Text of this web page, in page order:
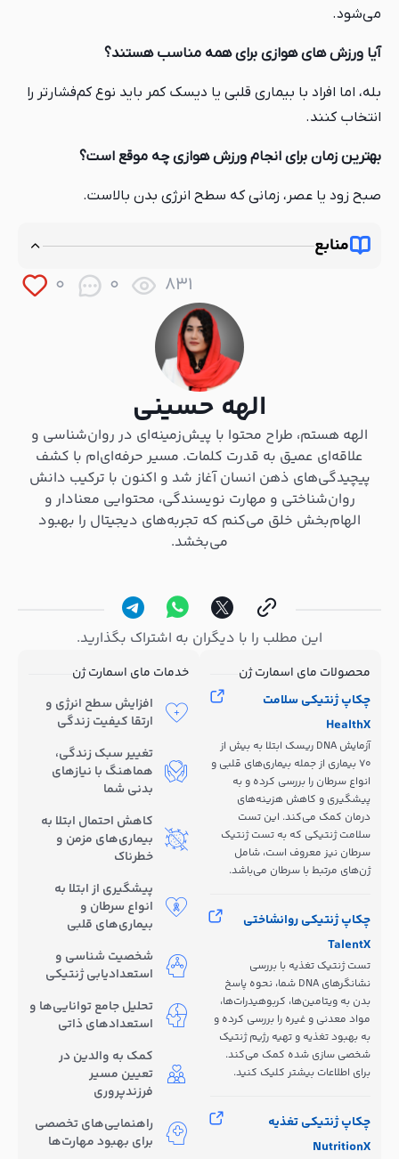
می‌شود.
آیا ورزش های هوازی برای همه مناسب هستند؟
بله، اما افراد با بیماری قلبی یا دیسک کمر باید نوع کم‌فشارتر را
انتخاب کنند.
بهترین زمان برای انجام ورزش هوازی چه موقع است؟
صبح زود یا عصر، زمانی که سطح انرژی بدن بالاست.
منابع
exercise/aerobic-exercise-examples
https://my.clevelandclinic.org/health/articles/7050-
0 0 831
الهه حسینی
الهه هستم، طراح محتوا با پیش‌زمینه‌ای در روان‌شناسی و
علاقه‌ای عمیق به قدرت کلمات. مسیر حرفه‌ای‌ام با کشف
پیچیدگی‌های ذهن انسان آغاز شد و اکنون با ترکیب دانش
روان‌شناختی و مهارت نویسندگی، محتوایی معنادار و
الهام‌بخش خلق می‌کنم که تجربه‌های دیجیتال را بهبود
می‌بخشد.
این مطلب را با دیگران به اشتراک بگذارید.
خدمات مای اسمارت ژن
افزایش سطح انرژی و
ارتقا کیفیت زندگی
تغییر سبک زندگی،
هماهنگ با نیازهای
بدنی شما
کاهش احتمال ابتلا به
بیماری‌های مزمن و
خطرناک
پیشگیری از ابتلا به
انواع سرطان و
بیماری‌های قلبی
شخصیت شناسی و
استعدادیابی ژنتیکی
تحلیل جامع توانایی‌ها و
استعدادهای ذاتی
کمک به والدین در
تعیین مسیر
فرزندپروری
راهنمایی‌های تخصصی
برای بهبود مهارت‌ها
محصولات مای اسمارت ژن
چکاپ ژنتیکی سلامت
HealthX
آزمایش DNA ریسک ابتلا به بیش از
70 بیماری از جمله بیماری‌های قلبی و
انواع سرطان را بررسی کرده و به
پیشگیری و کاهش هزینه‌های
درمان کمک می‌کند. این تست
سلامت ژنتیکی که به تست ژنتیک
سرطان نیز معروف است، شامل
ژن‌های مرتبط با سرطان می‌باشد.
چکاپ ژنتیکی روانشاختی
TalentX
تست ژنتیک تغذیه با بررسی
نشانگرهای DNA شما، نحوه پاسخ
بدن به ویتامین‌ها، کربوهیدرات‌ها،
مواد معدنی و غیره را بررسی کرده و
به بهبود تغذیه و تهیه رژیم ژنتیک
شخصی سازی شده کمک می‌کند.
برای اطلاعات بیشتر کلیک کنید.
چکاپ ژنتیکی تغذیه
NutritionX